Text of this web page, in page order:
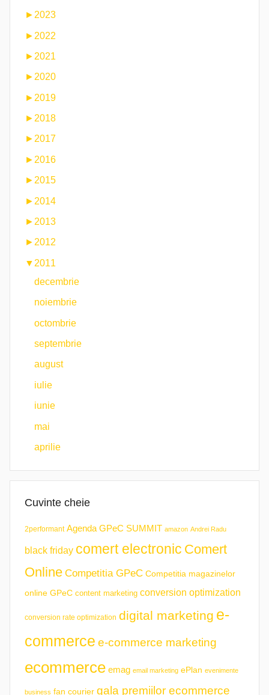
► 2023
► 2022
► 2021
► 2020
► 2019
► 2018
►2017
► 2016
► 2015
► 2014
► 2013
► 2012
▼ 2011
decembrie
noiembrie
octombrie
septembrie
august
iulie
iunie
mai
aprilie
Cuvinte cheie
2performant Agenda GPeC SUMMIT amazon Andrei Radu
black friday comert electronic Comert
Online Competitia GPeC Competitia magazinelor
online GPeC content marketing conversion optimization
conversion rate optimization digital marketing e-
commerce e-commerce marketing
ecommerce emag email marketing ePlan evenimente
business fan courier gala premiilor ecommerce